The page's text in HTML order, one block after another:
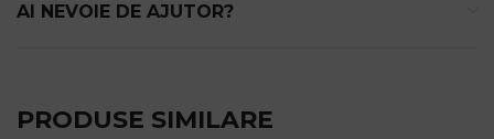
AI NEVOIE DE AJUTOR?
PRODUSE SIMILARE